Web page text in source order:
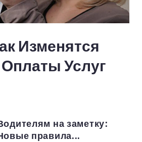
Изменятся
Услуг
на заметку:
правила...